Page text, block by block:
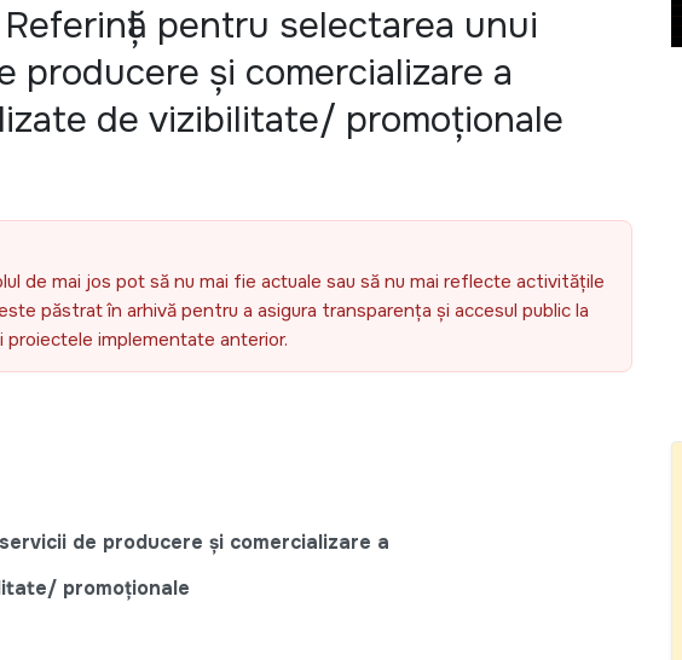
pentru selectarea unui
producere și comercializare a
de vizibilitate/ promoționale
de mai jos pot să nu mai fie actuale sau să nu mai reflecte activitățile
păstrat în arhivă pentru a asigura transparența și accesul public la
implementate anterior.
de producere și comercializare a
promoționale